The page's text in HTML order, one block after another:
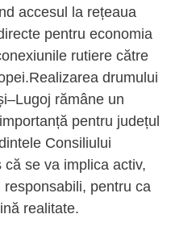
accesul la rețeaua
pentru economia
rutiere către
drumului
rămâne un
pentru județul
Consiliului
se va implica activ,
pentru ca
realitate.